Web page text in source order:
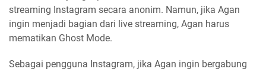
streaming Instagram secara anonim. Namun, jika Agan
ingin menjadi bagian dari live streaming, Agan harus
mematikan Ghost Mode.
Sebagai pengguna Instagram, jika Agan ingin bergabung